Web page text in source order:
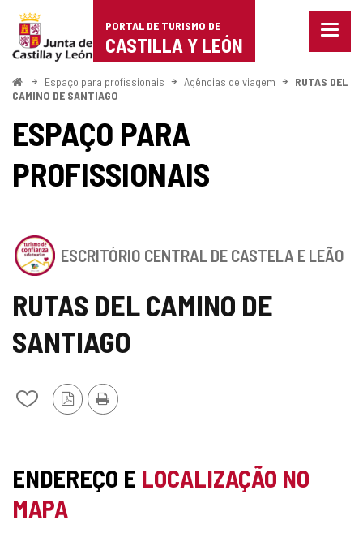
Portal
de
Turismo
de
Castilla
León
PORTAL DE TURISMO DE
CASTILLA Y LEÓN
Menu
ComeçoEspaço para profissionais Agências de viagem
RUTAS DEL
CAMINO DE SANTIAGO
ESPAÇO PARA
PROFISSIONAIS
RUTAS DEL CAMINO DE
SANTIAGO
Adicionar
cadernos
Versão
PDF
Imprimir
ESCRITÓRIO CENTRAL DE CASTELA E LEÃO
TURISMO
CONFIÁVEL
estabelecimento
SELO
CONFIANçA
TURíSTICA
Y
LE
ENDEREÇO E LOCALIZAÇÃO NO
MAPA